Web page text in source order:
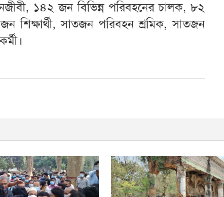
১৪২ জন বিভিন্ন পরিবহনের চালক, ৮২
সাতজন পরিবহন শ্রমিক, সাতজন